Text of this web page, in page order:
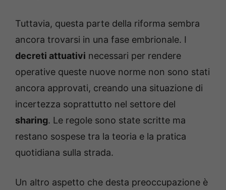
Tuttavia, questa parte della riforma sembra
ancora trovarsi in una fase embrionale. I
decreti attuativi necessari per rendere
operative queste nuove norme non sono stati
ancora approvati, creando una situazione di
incertezza soprattutto nel settore del
sharing. Le regole sono state scritte ma
restano sospese tra la teoria e la pratica
quotidiana sulla strada.
Un altro aspetto che desta preoccupazione è